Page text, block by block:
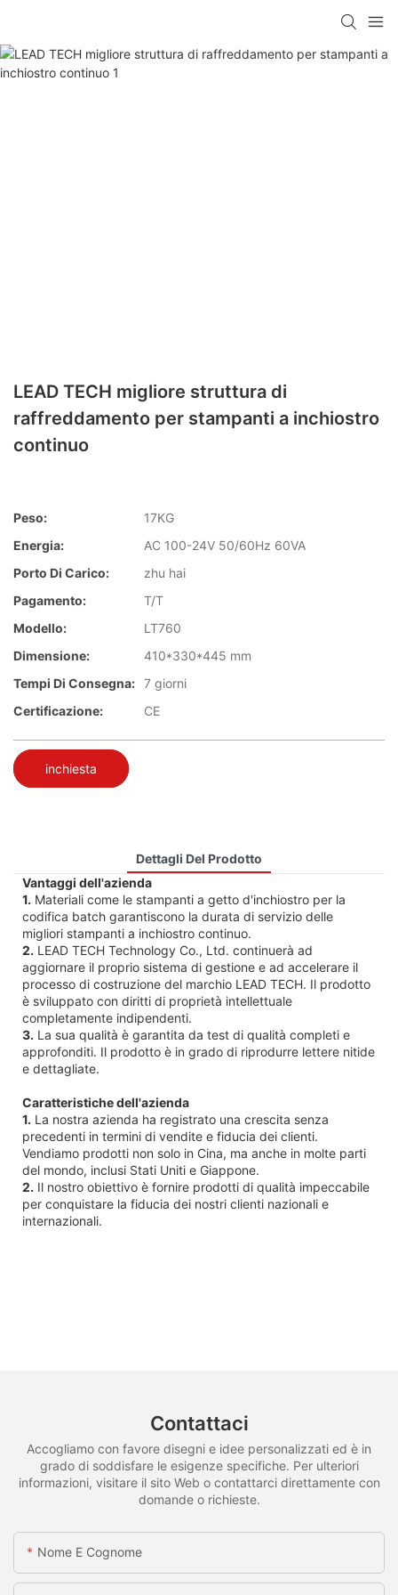
LEAD TECH migliore struttura di
raffreddamento per stampanti a inchiostro
continuo
Peso:
17KG
Energia:
AC 100-24V 50/60Hz 60VA
Porto Di Carico:
zhu hai
Pagamento:
T/T
Modello:
LT760
Dimensione:
410*330*445 mm
Tempi Di Consegna: 7 giorni
Certificazione:
CE
inchiesta
Dettagli Del Prodotto
Vantaggi dell'azienda
1. Materiali come le stampanti a getto d'inchiostro per la
codifica batch garantiscono la durata di servizio delle
migliori stampanti a inchiostro continuo.
2. LEAD TECH Technology Co., Ltd. continuerà ad
aggiornare il proprio sistema di gestione e ad accelerare il
processo di costruzione del marchio LEAD TECH. Il prodotto
è sviluppato con diritti di proprietà intellettuale
completamente indipendenti.
3. La sua qualità è garantita da test di qualità completi e
approfonditi. Il prodotto è in grado di riprodurre lettere nitide
e dettagliate.
Caratteristiche dell'azienda
1. La nostra azienda ha registrato una crescita senza
precedenti in termini di vendite e fiducia dei clienti.
Vendiamo prodotti non solo in Cina, ma anche in molte parti
del mondo, inclusi Stati Uniti e Giappone.
2. Il nostro obiettivo è fornire prodotti di qualità impeccabile
per conquistare la fiducia dei nostri clienti nazionali e
internazionali.
Contattaci
Accogliamo con favore disegni e idee personalizzati ed è in
grado di soddisfare le esigenze specifiche. Per ulteriori
informazioni, visitare il sito Web o contattarci direttamente con
domande o richieste.
Nome E Cognome